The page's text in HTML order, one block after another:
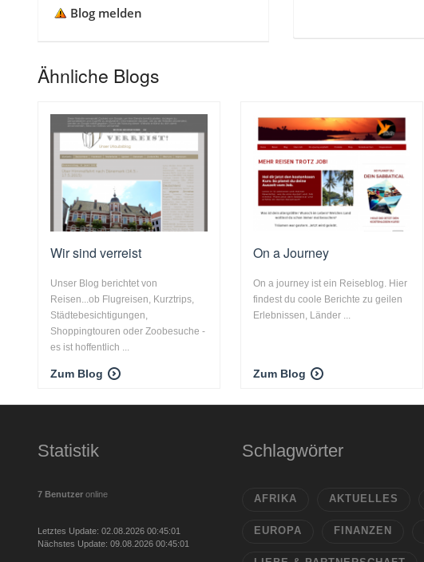
Blog melden
Ähnliche Blogs
Wir sind verreist
Unser Blog berichtet von
Reisen...ob Flugreisen, Kurztrips,
Städtebesichtigungen,
Shoppingtouren oder Zoobesuche -
es ist hoffentlich ...
Zum Blog
On a Journey
On a journey ist ein Reiseblog. Hier
findest du coole Berichte zu geilen
Erlebnissen, Länder ...
Zum Blog
Statistik
7 Benutzer online
Letztes Update: 02.08.2026 00:45:01
Nächstes Update: 09.08.2026 00:45:01
Schlagwörter
AFRIKA AKTUELLES
EUROPA FINANZEN